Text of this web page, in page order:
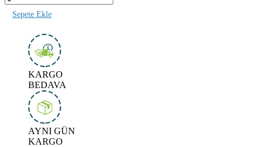
Sepete Ekle
KARGO
BEDAVA
AYNI GÜN
KARGO